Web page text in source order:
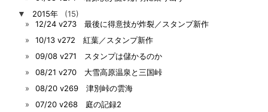
▼
2015年
(15)
12/24 v273 最後に得意技が炸裂／スタンプ新作
10/13 v272 紅葉／スタンプ新作
09/08 v271 スタンプは儲かるのか
08/21 v270 大雪高原温泉と三国峠
08/20 v269 津別峠の雲海
07/20 v268 庭の記録2